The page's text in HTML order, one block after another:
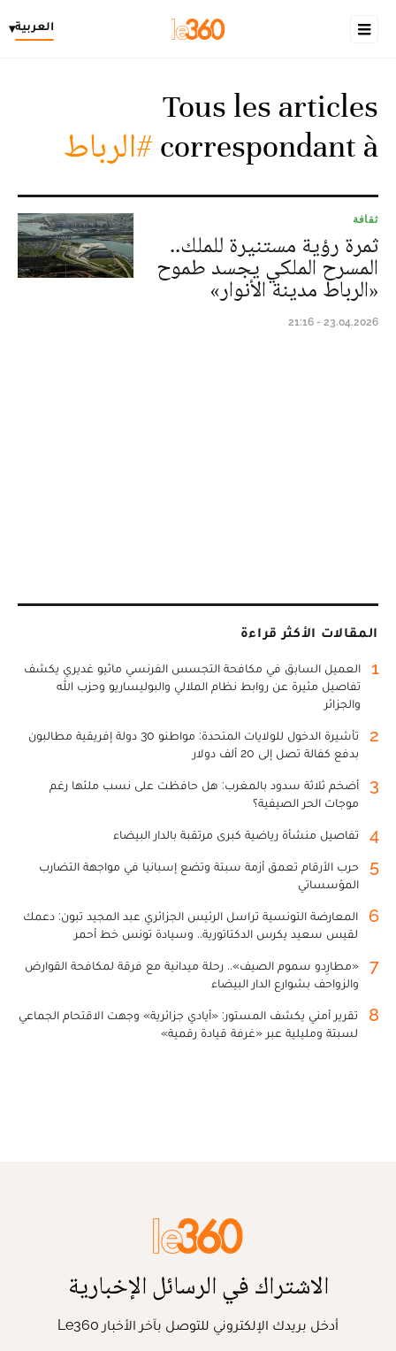
العربية▾
Tous les articles
correspondant à #الرباط
ثقافة
ثمرة رؤية مستنيرة للملك..
المسرح الملكي يجسد طموح
«الرباط مدينة الأنوار»
23.04.2026 - 21:16
المقالات الأكثر قراءة
1
العميل السابق في مكافحة التجسس الفرنسي ماثيو غديري يكشف
تفاصيل مثيرة عن روابط نظام الملالي والبوليساريو وحزب الله
والجزائر
2
تأشيرة الدخول للولايات المتحدة: مواطنو 30 دولة إفريقية مطالبون
بدفع كفالة تصل إلى 20 ألف دولار
3
أضخم ثلاثة سدود بالمغرب: هل حافظت على نسب ملئها رغم
موجات الحر الصيفية؟
4 تفاصيل منشأة رياضية كبرى مرتقبة بالدار البيضاء
5
حرب الأرقام تعمق أزمة سبتة وتضع إسبانيا في مواجهة التضارب
المؤسساتي
6
المعارضة التونسية تراسل الرئيس الجزائري عبد المجيد تبون: دعمك
لقيس سعيد يكرس الدكتاتورية.. وسيادة تونس خط أحمر
7
«مطارِدو سموم الصيف».. رحلة ميدانية مع فرقة لمكافحة القوارض
والزواحف بشوارع الدار البيضاء
8
تقرير أمني يكشف المستور: «أيادي جزائرية» وجهت الاقتحام الجماعي
لسبتة ومليلية عبر «غرفة قيادة رقمية»
الاشتراك في الرسائل الإخبارية
أدخل بريدك الإلكتروني للتوصل بآخر الأخبار Le360